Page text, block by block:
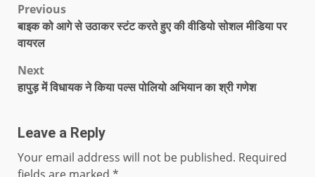
Previous
बाइक को आगे से उठाकर स्टंट करते हुए की वीडियो सोशल मीडिया पर
वायरल
Next
हापुड़ में विधायक ने किया पल्स पोलियो अभियान का श्री गणेश
Leave a Reply
Your email address will not be published. Required